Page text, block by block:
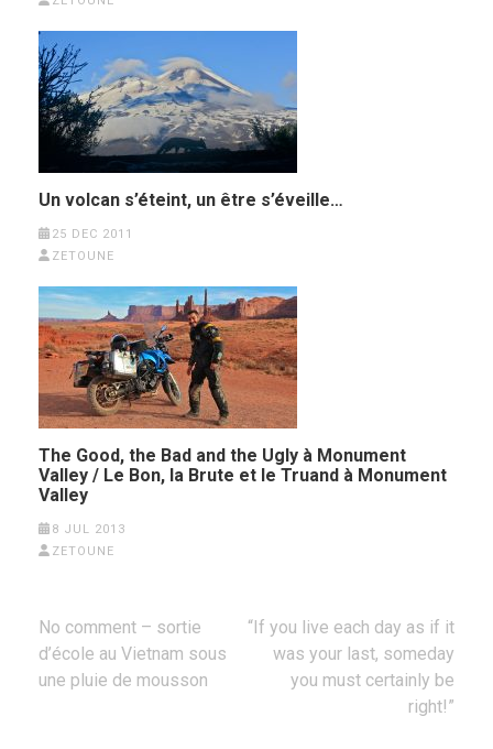
Un volcan s’éteint, un être s’éveille…
25 DEC 2011
ZETOUNE
The Good, the Bad and the Ugly à Monument
Valley / Le Bon, la Brute et le Truand à Monument
Valley
8 JUL 2013
ZETOUNE
Post
navigation
No comment – sortie
d’école au Vietnam sous
une pluie de mousson
“If you live each day as if it
was your last, someday
you must certainly be
right!”